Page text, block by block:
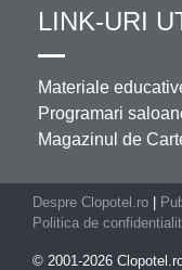
LINK-URI
Materiale
Programari
Magazinul de
Despre Clopotel.ro
Politica de
© 2001-2026